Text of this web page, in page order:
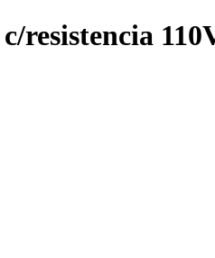
resistencia